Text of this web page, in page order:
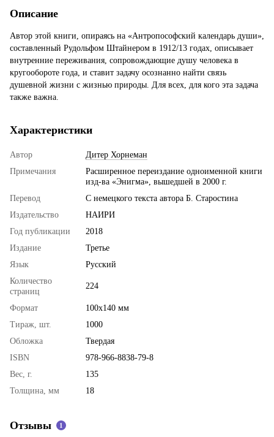
Описание
Автор этой книги, опираясь на «Антропософский календарь души»,
составленный Рудольфом Штайнером в 1912/13 годах, описывает
внутренние переживания, сопровождающие душу человека в
кругообороте года, и ставит задачу осознанно найти связь
душевной жизни с жизнью природы. Для всех, для кого эта задача
также важна.
Характеристики
Автор
Дитер Хорнеман
Примечания
Расширенное переиздание одноименной книги
изд-ва «Энигма», вышедшей в 2000 г.
Перевод
С немецкого текста автора Б. Старостина
Издательство
НАИРИ
Год публикации
2018
Издание
Третье
Язык
Русский
Количество
страниц
224
Формат
100х140 мм
Тираж, шт.
1000
Обложка
Твердая
ISBN
978-966-8838-79-8
Вес, г.
135
Толщина, мм
18
Отзывы 1